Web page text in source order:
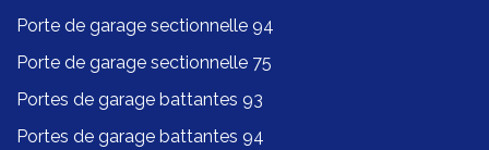
Porte de garage sectionnelle 94
Porte de garage sectionnelle 75
Portes de garage battantes 93
Portes de garage battantes 94